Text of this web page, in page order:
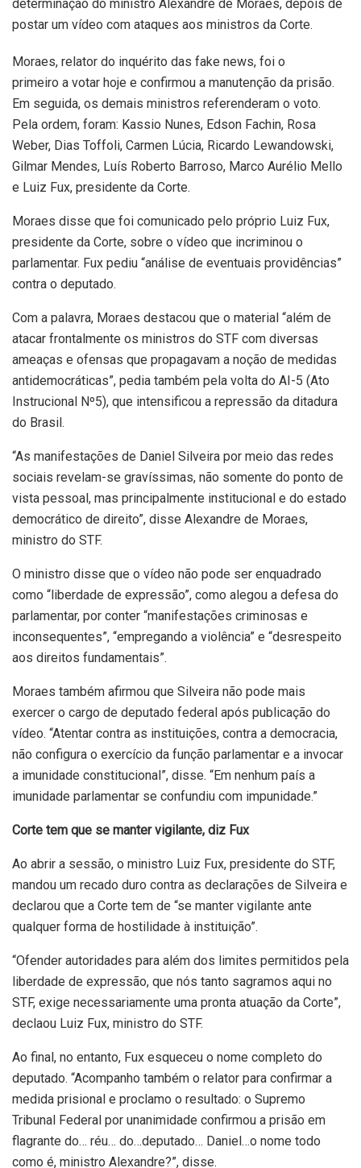
determinação do ministro Alexandre de Moraes, depois de
postar um vídeo com ataques aos ministros da Corte.
Moraes, relator do inquérito das fake news, foi o
primeiro a votar hoje e confirmou a manutenção da prisão.
Em seguida, os demais ministros referenderam o voto.
Pela ordem, foram: Kassio Nunes, Edson Fachin, Rosa
Weber, Dias Toffoli, Carmen Lúcia, Ricardo Lewandowski,
Gilmar Mendes, Luís Roberto Barroso, Marco Aurélio Mello
e Luiz Fux, presidente da Corte.
Moraes disse que foi comunicado pelo próprio Luiz Fux,
presidente da Corte, sobre o vídeo que incriminou o
parlamentar. Fux pediu “análise de eventuais providências”
contra o deputado.
Com a palavra, Moraes destacou que o material “além de
atacar frontalmente os ministros do STF com diversas
ameaças e ofensas que propagavam a noção de medidas
antidemocráticas”, pedia também pela volta do AI-5 (Ato
Instrucional Nº5), que intensificou a repressão da ditadura
do Brasil.
“As manifestações de Daniel Silveira por meio das redes
sociais revelam-se gravíssimas, não somente do ponto de
vista pessoal, mas principalmente institucional e do estado
democrático de direito”, disse Alexandre de Moraes,
ministro do STF.
O ministro disse que o vídeo não pode ser enquadrado
como “liberdade de expressão”, como alegou a defesa do
parlamentar, por conter “manifestações criminosas e
inconsequentes”, “empregando a violência” e “desrespeito
aos direitos fundamentais”.
Moraes também afirmou que Silveira não pode mais
exercer o cargo de deputado federal após publicação do
vídeo. “Atentar contra as instituições, contra a democracia,
não configura o exercício da função parlamentar e a invocar
a imunidade constitucional”, disse. “Em nenhum país a
imunidade parlamentar se confundiu com impunidade.”
Corte tem que se manter vigilante, diz Fux
Ao abrir a sessão, o ministro Luiz Fux, presidente do STF,
mandou um recado duro contra as declarações de Silveira e
declarou que a Corte tem de “se manter vigilante ante
qualquer forma de hostilidade à instituição”.
“Ofender autoridades para além dos limites permitidos pela
liberdade de expressão, que nós tanto sagramos aqui no
STF, exige necessariamente uma pronta atuação da Corte”,
declaou Luiz Fux, ministro do STF.
Ao final, no entanto, Fux esqueceu o nome completo do
deputado. “Acompanho também o relator para confirmar a
medida prisional e proclamo o resultado: o Supremo
Tribunal Federal por unanimidade confirmou a prisão em
flagrante do… réu… do…deputado… Daniel…o nome todo
como é, ministro Alexandre?”, disse.